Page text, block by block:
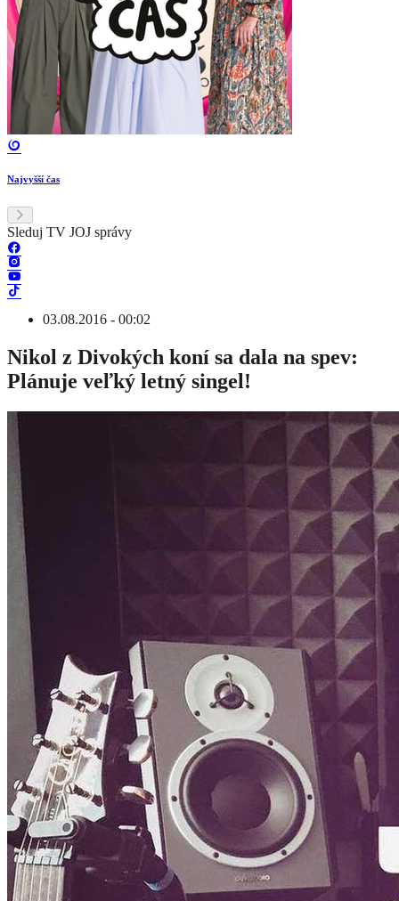
Najvyšší čas
Sleduj TV JOJ správy
03.08.2016 - 00:02
Nikol z Divokých koní sa dala na spev:
Plánuje veľký letný singel!